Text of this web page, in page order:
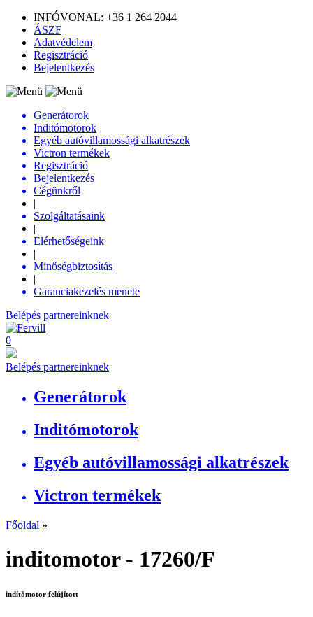
INFÓVONAL: +36 1 264 2044
ÁSZF
Adatvédelem
Regisztráció
Bejelentkezés
Generátorok
Inditómotorok
Egyéb autóvillamossági alkatrészek
Victron termékek
Regisztráció
Bejelentkezés
Cégünkről
|
Szolgáltatásaink
|
Elérhetőségeink
|
Minőségbiztosítás
|
Garanciakezelés menete
Belépés partnereinknek
0
Belépés partnereinknek
Generátorok
Inditómotorok
Egyéb autóvillamossági alkatrészek
Victron termékek
Főoldal »
inditomotor - 17260/F
indítómotor felújított